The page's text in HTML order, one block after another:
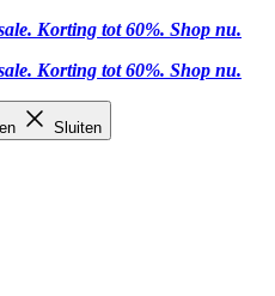
Korting tot 60%. Shop nu.
Korting tot 60%. Shop nu.
Sluiten